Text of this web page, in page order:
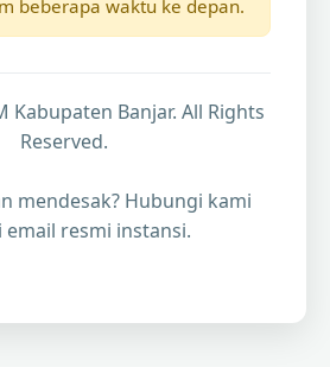
beberapa waktu ke depan.
Kabupaten Banjar. All Rights
Reserved.
mendesak? Hubungi kami
email resmi instansi.